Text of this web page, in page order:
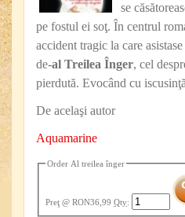
se
pe fostul ei soţ. În centrul
accident tragic la care
de-al Treilea Înger, cel
pierdută. Evocând cu
De acelaşi autor
Aquamarine
Order Al treilea înger
Preţ @ RON36,99 Qty: